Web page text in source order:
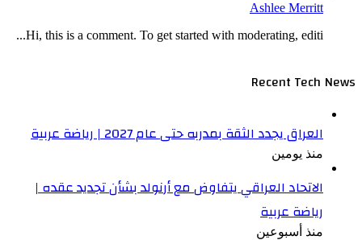
Ashlee Merritt
Hi, this is a comment. To get started with moderating, editi...
Recent Tech News
العراق يجدد الثقة بمدربه حتى عام 2027 | رياضة عربية
منذ يومين
الاتحاد العراقي يتفاوض مع أرنولد بشأن تجديد عقده |
رياضة عربية
منذ أسبوعين